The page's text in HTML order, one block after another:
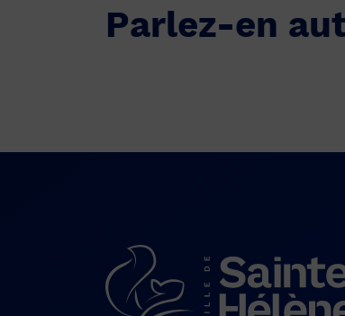
Parlez-en